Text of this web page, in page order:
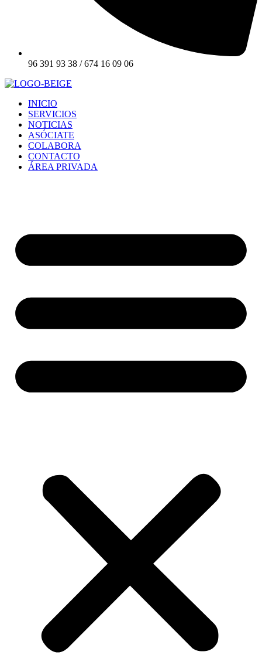
96 391 93 38 / 674 16 09 06
INICIO
SERVICIOS
NOTICIAS
ASÓCIATE
COLABORA
CONTACTO
ÁREA PRIVADA